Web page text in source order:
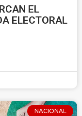
EL
ELECTORAL
NACIONAL